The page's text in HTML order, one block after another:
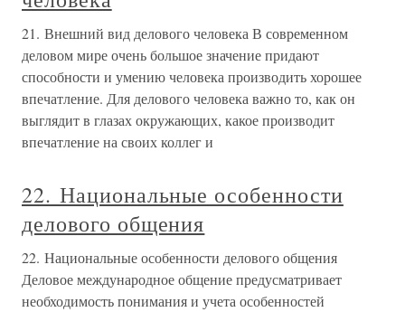
21. Внешний вид делового человека В современном
деловом мире очень большое значение придают
способности и умению человека производить хорошее
впечатление. Для делового человека важно то, как он
выглядит в глазах окружающих, какое производит
впечатление на своих коллег и
22. Национальные особенности
делового общения
22. Национальные особенности делового общения
Деловое международное общение предусматривает
необходимость понимания и учета особенностей